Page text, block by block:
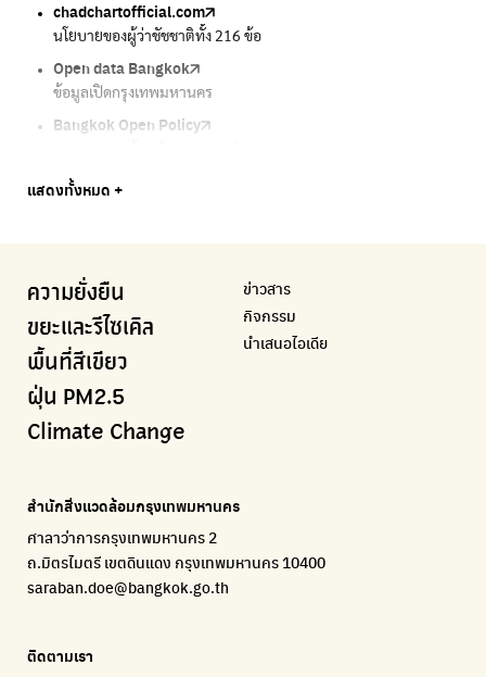
chadchartofficial.com
นโยบายของผู้ว่าชัชชาติทั้ง 216 ข้อ
Open data Bangkok
ข้อมูลเปิดกรุงเทพมหานคร
Bangkok Open Policy
Bangkok Trees
BKK Zero Waste
กรุงเทพฯไม่เทรวม
ลุงซาเล้งกับขยะที่หายไป
CHULA Zero Waste
จัดการขยะภายในพื้นที่อย่างเป็นระบบ
แพลตฟอร์มเพื่อสิ่งแวดล้อม
ติดตามความคืบหน้านโยบายกรุงเทพมหานคร
แสดงทั้งหมด +
BKK Zero Waste
กรุงเทพฯไม่เทรวม
ลุงซาเล้งกับขยะที่หายไป
เริ่มแยกขยะตั้งแต่วันนี้ เดี๋ยวลุงสอนให้
CHULA Zero Waste
Green2Get
กรมควบคุมมลพิษ
แหล่งข้อมูลเกี่ยวกับมาตรฐานคุณภาพอากาศ น้ำ และเสียง
มูลนิธิโลกสีเขียว
How to ting
การแยกขยะให้สนุก
แพลตฟอร์มการจัดการพลาสติกชีวภาพหลังการกินดื่ม
รับซื้อขยะถึงบ้าน
Airbkk
รายงานคุณภาพอากาศในกรุงเทพมหานคร
Air4Thai
ตรวจสอบสภาพอากาศรอบตัวคุณง่ายๆ
กรมควบคุมมลพิษ
Line Alert
Greenpeace
มูลนิธิสภาประชาชนเพื่อสิ่งแวดล้อม
สำนักสิ่งแวดล้อม กรุงเทพมหานคร
เตะฝุ่น
แผนที่การระบายอากาศในช่วงสูงสุดของแต่ละวัน
Greener Bangkok 2030
โครงการเพิ่มพื้นที่สีเขียวภายในปี 2030
We park
เครือข่ายพัฒนาเมืองและชุมชนสุขภาวะ
Thai Green Urban (TGU)
Urban Design and Development Center
กระทรวงทรัพยากรธรรมชาติและสิ่งแวดล้อม
กรมส่งเสริมคุณภาพและสิ่งแวดล้อม
BangkokStories
เรื่องราวในกรุงเทพโดยครีเอเตอร์
กรมควบคุมมลพิษ
แหล่งข้อมูลเกี่ยวกับมาตรฐานคุณภาพอากาศ น้ำ และเสียง
Greenpeace
Climate Strike Thailand
Carbon Footprint Thailand
เรียนรู้เครื่องมือคำนวณคาร์บอนฟุตพริ้นท์
กรมอุตุนิยมวิทยา
Net Zero Carbon
Everything about our planet and more
35 Hours Bangkok Nature Play
โครงการ 35 ชั่วโมงการเรียนรู้ธรรมชาติผ่านการเล่น
ความยั่งยืน
ขยะและรีไซเคิล
พื้นที่สีเขียว
ฝุ่น PM2.5
Climate Change
ข่าวสาร
กิจกรรม
นำเสนอไอเดีย
สำนักสิ่งแวดล้อมกรุงเทพมหานคร
ศาลาว่าการกรุงเทพมหานคร 2
ถ.มิตรไมตรี เขตดินแดง กรุงเทพมหานคร 10400
saraban.doe@bangkok.go.th
ติดตามเรา